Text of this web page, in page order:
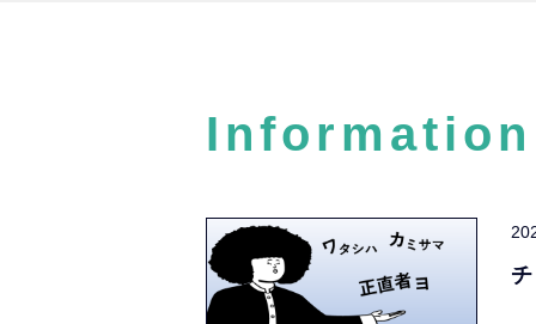
Information